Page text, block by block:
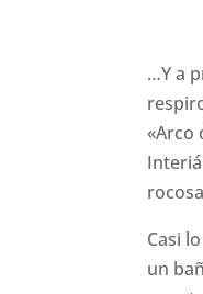
…Y a
«Arco
Casi
un